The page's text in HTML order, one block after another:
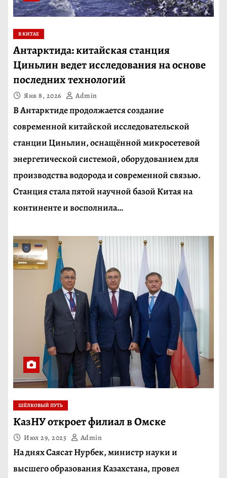
В КИТАЕ
Антарктида: китайская станция
Циньлин ведет исследования на основе
последних технологий
Янв 8, 2026 Admin
В Антарктиде продолжается создание
современной китайской исследовательской
станции Циньлин, оснащённой микросетевой
энергетической системой, оборудованием для
производства водорода и современной связью.
Станция стала пятой научной базой Китая на
континенте и восполнила…
ШЁЛКОВЫЙ ПУТЬ
КазНУ откроет филиал в Омске
Июл 29, 2025 Admin
На днях Саясат Нурбек, министр науки и
высшего образования Казахстана, провел